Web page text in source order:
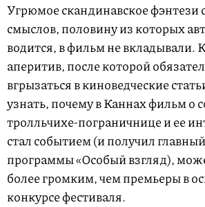
Угрюмое скандинавское
смыслов, половину из которых
водится, в фильм не вкладывали.
аперитив, после которой
вгрызаться в киноведческие
узнать, почему в Каннах фильм о
тролльчихе-пограничнице и ее
стал событием (и получил
программы «Особый взгляд),
более громким, чем премьеры в
конкурсе фестиваля.